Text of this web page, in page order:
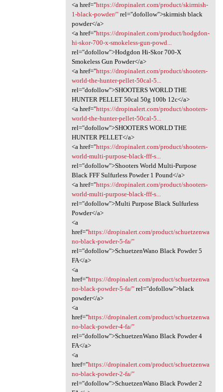
<a href="https://dropinalert.com/product/skirmish-
1-black-powder/"rel="dofollow">skirmish black
powder</a>
<a href="https://dropinalert.com/product/hodgdon-
hi-skor-700-x-smokeless-gun-powd...
rel="dofollow">Hodgdon Hi-Skor 700-X
Smokeless Gun Powder</a>
<a href="https://dropinalert.com/product/shooters-
world-the-hunter-pellet-50cal-5...
rel="dofollow">SHOOTERS WORLD THE
HUNTER PELLET 50cal 50g 100b 12c</a>
<a href="https://dropinalert.com/product/shooters-
world-the-hunter-pellet-50cal-5...
rel="dofollow">SHOOTERS WORLD THE
HUNTER PELLET</a>
<a href="https://dropinalert.com/product/shooters-
world-multi-purpose-black-fff-s...
rel="dofollow">Shooters World Multi-Purpose
Black FFF Sulfurless Powder 1 Pound</a>
<a href="https://dropinalert.com/product/shooters-
world-multi-purpose-black-fff-s...
rel="dofollow">Multi Purpose Black Sulfurless
Powder</a>
<a
href="https://dropinalert.com/product/schuetzenwa
no-black-powder-5-fa/"
rel="dofollow">SchuetzenWano Black Powder 5
FA</a>
<a
href="https://dropinalert.com/product/schuetzenwa
no-black-powder-5-fa/"rel="dofollow">black
powder</a>
<a
href="https://dropinalert.com/product/schuetzenwa
no-black-powder-4-fa/"
rel="dofollow">SchuetzenWano Black Powder 4
FA</a>
<a
href="https://dropinalert.com/product/schuetzenwa
no-black-powder-2-fa/"
rel="dofollow">SchuetzenWano Black Powder 2